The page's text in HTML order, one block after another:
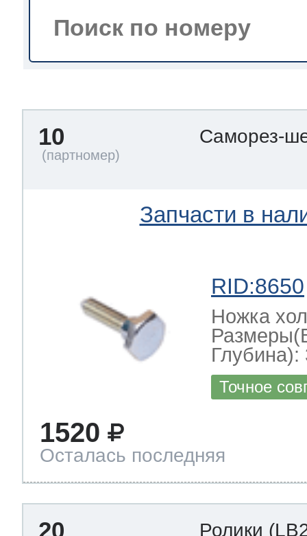
по уходу
10 Саморез-
Запчасти в
RID:8650
Ножка
Глубина):
Точное
1520
Осталась последняя
20 Ролики